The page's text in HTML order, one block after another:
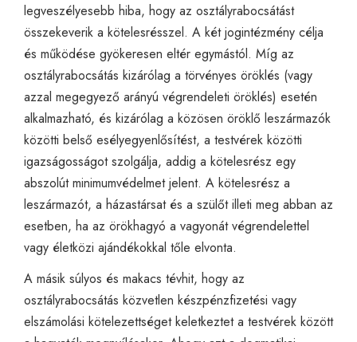
legveszélyesebb hiba, hogy az osztályrabocsátást
összekeverik a kötelesrésszel. A két jogintézmény célja
és működése gyökeresen eltér egymástól. Míg az
osztályrabocsátás kizárólag a törvényes öröklés (vagy
azzal megegyező arányú végrendeleti öröklés) esetén
alkalmazható, és kizárólag a közösen öröklő leszármazók
közötti belső esélyegyenlősítést, a testvérek közötti
igazságosságot szolgálja, addig a kötelesrész egy
abszolút minimumvédelmet jelent. A kötelesrész a
leszármazót, a házastársat és a szülőt illeti meg abban az
esetben, ha az örökhagyó a vagyonát végrendelettel
vagy életközi ajándékokkal tőle elvonta.
A másik súlyos és makacs tévhit, hogy az
osztályrabocsátás közvetlen készpénzfizetési vagy
elszámolási kötelezettséget keletkeztet a testvérek között